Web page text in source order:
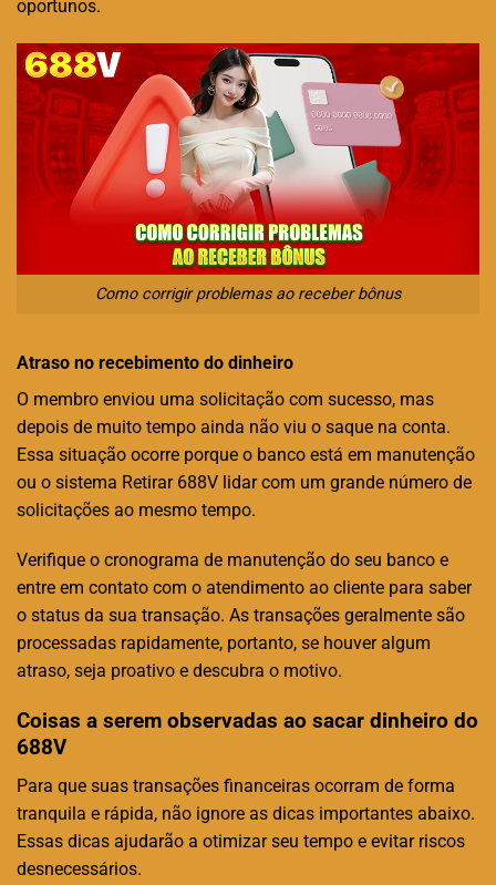
oportunos.
Como corrigir problemas ao receber bônus
Atraso no recebimento do dinheiro
O membro enviou uma solicitação com sucesso, mas
depois de muito tempo ainda não viu o saque na conta.
Essa situação ocorre porque o banco está em manutenção
ou o sistema Retirar 688V lidar com um grande número de
solicitações ao mesmo tempo.
Verifique o cronograma de manutenção do seu banco e
entre em contato com o atendimento ao cliente para saber
o status da sua transação. As transações geralmente são
processadas rapidamente, portanto, se houver algum
atraso, seja proativo e descubra o motivo.
Coisas a serem observadas ao sacar dinheiro do
688V
Para que suas transações financeiras ocorram de forma
tranquila e rápida, não ignore as dicas importantes abaixo.
Essas dicas ajudarão a otimizar seu tempo e evitar riscos
desnecessários.